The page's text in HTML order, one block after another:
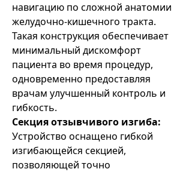
навигацию по сложной анатомии
желудочно-кишечного тракта.
Такая конструкция обеспечивает
минимальный дискомфорт
пациента во время процедур,
одновременно предоставляя
врачам улучшенный контроль и
гибкость.
Секция отзывчивого изгиба:
Устройство оснащено гибкой
изгибающейся секцией,
позволяющей точно